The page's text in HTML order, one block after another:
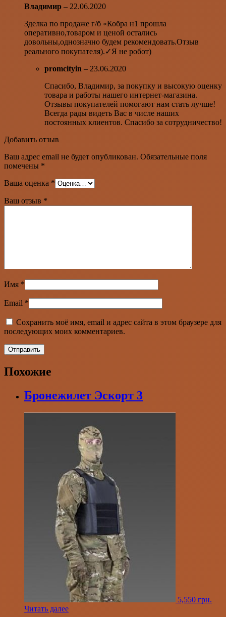
Владимир – 22.06.2020
Зделка по продаже г/б «Кобра н1 прошла
оперативно,товаром и ценой остались
довольны,однозначно будем рекомендовать.Отзыв
реального покупателя).✓Я не робот)
promcityin – 23.06.2020
Спасибо, Владимир, за покупку и высокую оценку
товара и работы нашего интернет-магазина.
Отзывы покупателей помогают нам стать лучше!
Всегда рады видеть Вас в числе наших
постоянных клиентов. Спасибо за сотрудничество!
Добавить отзыв
Ваш адрес email не будет опубликован. Обязательные поля
помечены *
Ваша оценка *
Ваш отзыв *
Имя *
Email *
Сохранить моё имя, email и адрес сайта в этом браузере для
последующих моих комментариев.
Похожие
Бронежилет Эскорт 3
5,550 грн.
Читать далее